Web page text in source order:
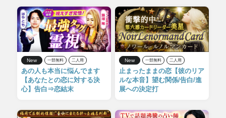
New 一部無料 二人用
あの人も本当に悩んでます
【あなたとの恋に対する決
心】告白⇒恋結末
New 一部無料 二人用
止まったままの恋【彼のリア
ルな本音】望む関係/告白/進
展への決定打